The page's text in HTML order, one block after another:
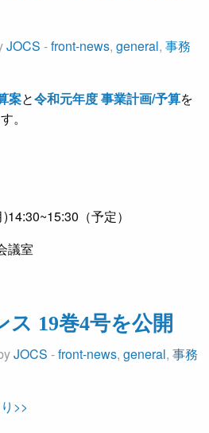
JOCS -front-news, general, 事務
案と令和元年度 事業計画/予算を
。
（予定）
議室
19巻4号を公開
JOCS -front-news, general, 事務
>>